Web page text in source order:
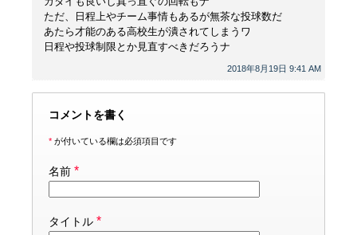
2018年8月19日 9:41 AM
ただ、日程上やチーム事情もあるが無茶な投球数だ
あたら才能のある高校生が潰されてしまうワ
日程や投球制限とか見直すべきだろうナ
コメントを書く
* が付いている欄は必須項目です
名前 *
タイトル *